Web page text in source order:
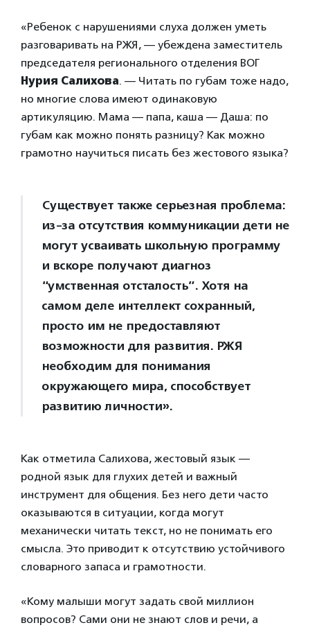
«Ребенок с нарушениями слуха должен уметь
разговаривать на РЖЯ, — убеждена заместитель
председателя регионального отделения ВОГ
Нурия Салихова. — Читать по губам тоже надо,
но многие слова имеют одинаковую
артикуляцию. Мама — папа, каша — Даша: по
губам как можно понять разницу? Как можно
грамотно научиться писать без жестового языка?
Существует также серьезная проблема:
из-за отсутствия коммуникации дети не
могут усваивать школьную программу
и вскоре получают диагноз
“умственная отсталость”. Хотя на
самом деле интеллект сохранный,
просто им не предоставляют
возможности для развития. РЖЯ
необходим для понимания
окружающего мира, способствует
развитию личности».
Как отметила Салихова, жестовый язык —
родной язык для глухих детей и важный
инструмент для общения. Без него дети часто
оказываются в ситуации, когда могут
механически читать текст, но не понимать его
смысла. Это приводит к отсутствию устойчивого
словарного запаса и грамотности.
«Кому малыши могут задать свой миллион
вопросов? Сами они не знают слов и речи, а